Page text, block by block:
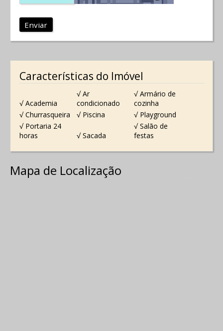
Enviar
Características do Imóvel
√ Academia
√ Ar
condicionado
√ Armário de
cozinha
√ Churrasqueira
√ Piscina
√ Playground
√ Portaria 24
horas
√ Sacada
√ Salão de
festas
Mapa de Localização